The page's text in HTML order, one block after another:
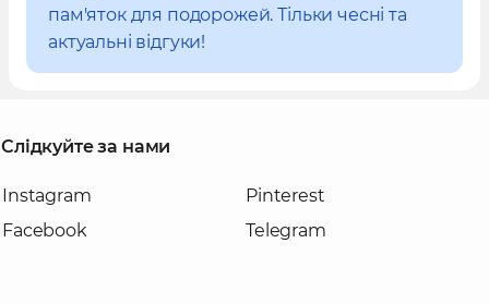
пам'яток для подорожей. Тільки чесні та
актуальні відгуки!
Слідкуйте за нами
Instagram
Facebook
Pinterest
Telegram